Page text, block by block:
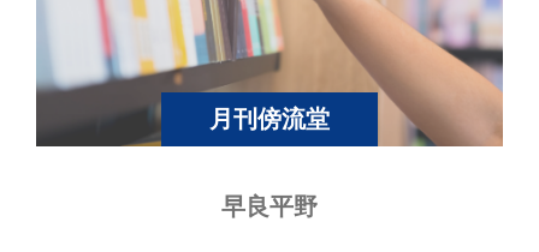
月刊傍流堂
早良平野